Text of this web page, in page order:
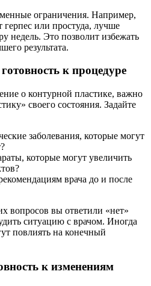
ограничения. Например,
или простуда, лучше
недель. Это позволит избежать
результата.
к процедуре
о контурной пластике, важно
своего состояния. Задайте
заболевания, которые могут
которые могут увеличить
врача до и после
вопросов вы ответили «нет»
ситуацию с врачом. Иногда
повлиять на конечный
к изменениям